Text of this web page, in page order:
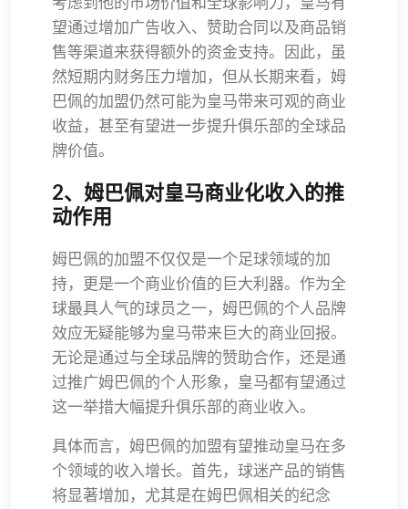
望通过增加广告收入、赞助合同以及商品销
售等渠道来获得额外的资金支持。因此，虽
然短期内财务压力增加，但从长期来看，姆
巴佩的加盟仍然可能为皇马带来可观的商业
收益，甚至有望进一步提升俱乐部的全球品
牌价值。
2、姆巴佩对皇马商业化收入的推
动作用
姆巴佩的加盟不仅仅是一个足球领域的加
持，更是一个商业价值的巨大利器。作为全
球最具人气的球员之一，姆巴佩的个人品牌
效应无疑能够为皇马带来巨大的商业回报。
无论是通过与全球品牌的赞助合作，还是通
过推广姆巴佩的个人形象，皇马都有望通过
这一举措大幅提升俱乐部的商业收入。
具体而言，姆巴佩的加盟有望推动皇马在多
个领域的收入增长。首先，球迷产品的销售
将显著增加，尤其是在姆巴佩相关的纪念